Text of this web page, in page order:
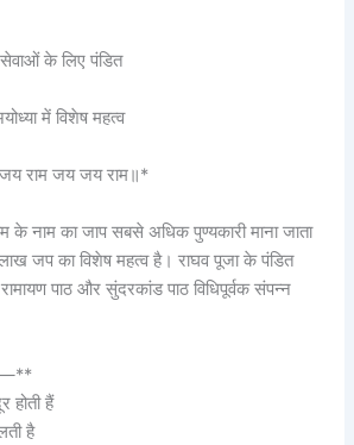
के लिए पंडित
में विशेष महत्व
राम जय जय राम॥*
के नाम का जाप सबसे अधिक पुण्यकारी माना जाता
जप का विशेष महत्व है। राघव पूजा के पंडित
पाठ और सुंदरकांड पाठ विधिपूर्वक संपन्न
—**
होती हैं
है